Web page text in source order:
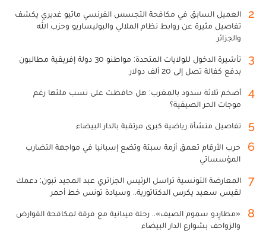
2
العميل السابق في مكافحة التجسس الفرنسي ماثيو غديري يكشف
تفاصيل مثيرة عن روابط نظام الملالي والبوليساريو وحزب الله
والجزائر
3
تأشيرة الدخول للولايات المتحدة: مواطنو 30 دولة إفريقية مطالبون
بدفع كفالة تصل إلى 20 ألف دولار
4
أضخم ثلاثة سدود بالمغرب: هل حافظت على نسب ملئها رغم
موجات الحر الصيفية؟
5 تفاصيل منشأة رياضية كبرى مرتقبة بالدار البيضاء
6
حرب الأرقام تعمق أزمة سبتة وتضع إسبانيا في مواجهة التضارب
المؤسساتي
7
المعارضة التونسية تراسل الرئيس الجزائري عبد المجيد تبون: دعمك
لقيس سعيد يكرس الدكتاتورية.. وسيادة تونس خط أحمر
8
«مطارِدو سموم الصيف».. رحلة ميدانية مع فرقة لمكافحة القوارض
والزواحف بشوارع الدار البيضاء